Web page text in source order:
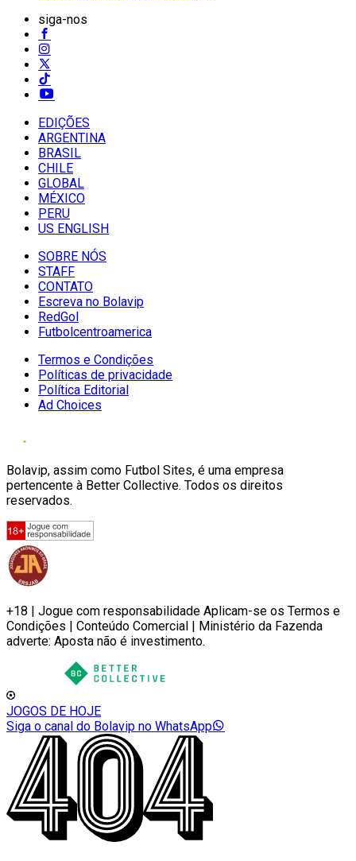
siga-nos
EDIÇÕES
ARGENTINA
BRASIL
CHILE
GLOBAL
MÉXICO
PERU
US ENGLISH
SOBRE NÓS
STAFF
CONTATO
Escreva no Bolavip
RedGol
Futbolcentroamerica
Termos e Condições
Políticas de privacidade
Política Editorial
Ad Choices
Bolavip, assim como Futbol Sites, é uma empresa
pertencente à Better Collective. Todos os direitos
reservados.
+18 | Jogue com responsabilidade Aplicam-se os Termos e
Condições | Conteúdo Comercial | Ministério da Fazenda
adverte: Aposta não é investimento.
JOGOS DE HOJE
Siga o canal do Bolavip no WhatsApp